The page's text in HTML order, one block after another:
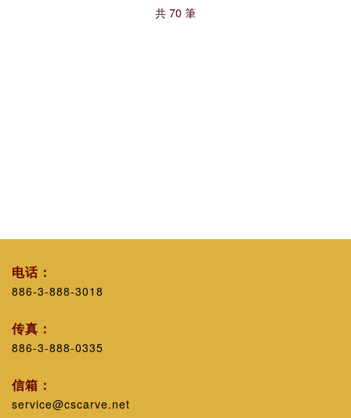
共 70 筆
电话：
886-3-888-3018
传真：
886-3-888-0335
信箱：
service@cscarve.net